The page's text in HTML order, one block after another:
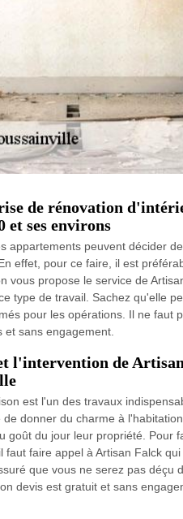
de rénovation
et ses environs
appartements peuvent décider
effet, pour ce faire, il est
vous propose le service de
type de travail. Sachez qu'elle
pour les opérations. Il ne faut
sans engagement.
l'intervention de
est l'un des travaux
donner du charme à
goût du jour leur propriété. Pour
faire appel à Artisan Falck
que vous ne serez pas déçu
devis est gratuit et sans